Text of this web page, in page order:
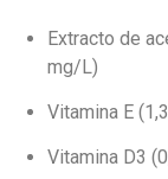
Extracto de
mg/L)
Vitamina E
Vitamina D3